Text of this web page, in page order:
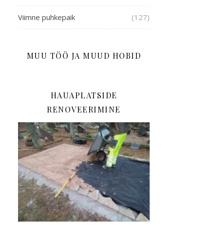
Viimne puhkepaik (127)
MUU TÖÖ JA MUUD HOBID
HAUAPLATSIDE
RENOVEERIMINE